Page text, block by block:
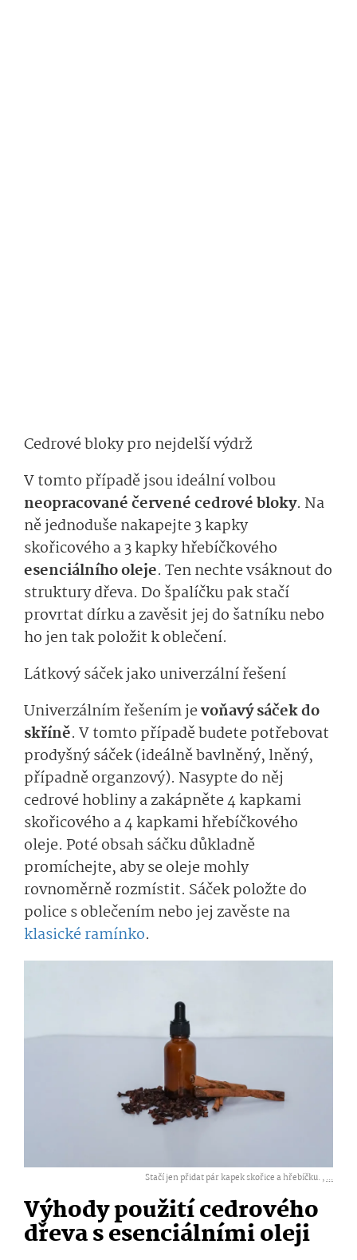
Cedrové bloky pro nejdelší výdrž
V tomto případě jsou ideální volbou
neopracované červené cedrové bloky. Na
ně jednoduše nakapejte 3 kapky
skořicového a 3 kapky hřebíčkového
esenciálního oleje. Ten nechte vsáknout do
struktury dřeva. Do špalíčku pak stačí
provrtat dírku a zavěsit jej do šatníku nebo
ho jen tak položit k oblečení.
Látkový sáček jako univerzální řešení
Univerzálním řešením jevoňavý sáček do
skříně. V tomto případě budete potřebovat
prodyšný sáček (ideálně bavlněný, lněný,
případně organzový). Nasypte do něj
cedrové hobliny a zakápněte 4 kapkami
skořicového a 4 kapkami hřebíčkového
oleje. Poté obsah sáčku důkladně
promíchejte, aby se oleje mohly
rovnoměrně rozmístit. Sáček položte do
police s oblečením nebo jej zavěste na
klasické ramínko.
Stačí jen přidat pár kapek skořice a hřebíčku. ,...
Výhody použití cedrového
dřeva s esenciálními oleji